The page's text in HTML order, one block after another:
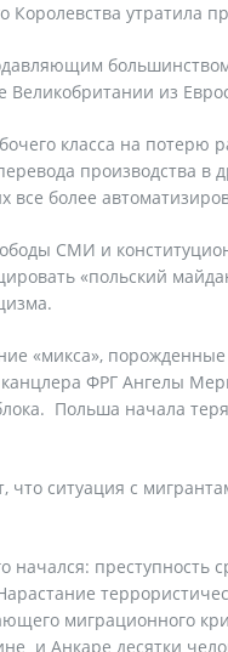
Королевства утратила
из
класса на потерю
производства в
более
СМИ и
«польский
«микса»,
ФРГ Ангелы
Польша начала
ситуация с
начался:
миграционного
и Анкаре десятки